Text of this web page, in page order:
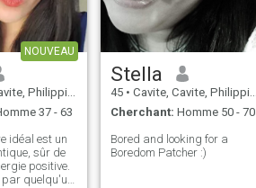
NOUVEAU
Philippines
37 - 63
idéal est un
sûr de
positive.
quelqu'un
Stella
45 • Cavite, Cavite, Philippines
Cherchant: Homme 50 - 70
Bored and looking for a
Boredom Patcher :)